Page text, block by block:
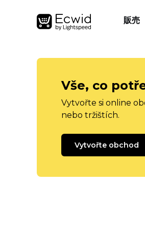
販売
Vše, co
Vytvořte si online
nebo tržištích.
Vytvořte obchod